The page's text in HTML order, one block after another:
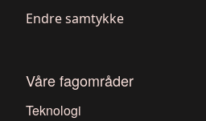
Endre samtykke
Våre fagområder
Teknologi